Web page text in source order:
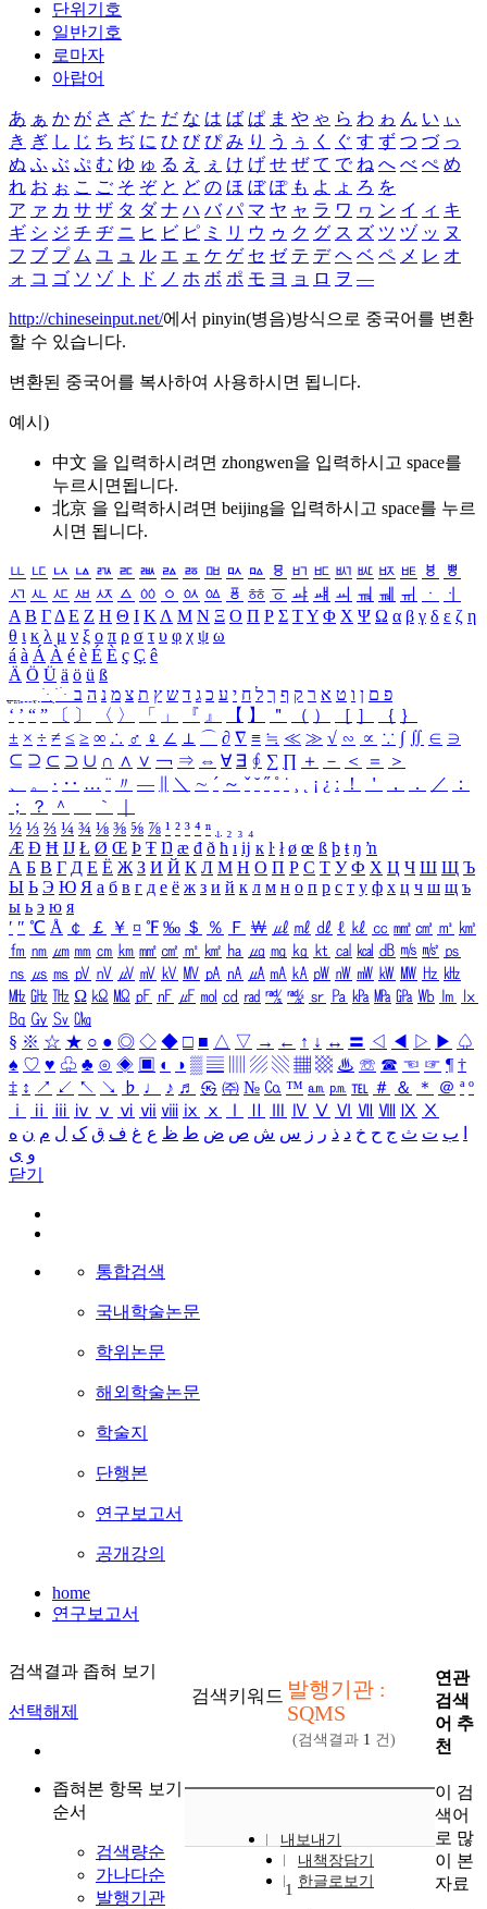
단위기호
일반기호
로마자
아랍어
あ ぁ か が さ ざ た だ な は ば ぱ ま や ゃ ら わ ゎ ん い ぃ
き ぎ し じ ち ぢ に ひ び ぴ み り う ぅ く ぐ す ず つ づ っ
ぬ ふ ぶ ぷ む ゆ ゅ る え ぇ け げ せ ぜ て で ね へ べ ぺ め
れ お ぉ こ ご そ ぞ と ど の ほ ぼ ぽ も よ ょ ろ を
ア ァ カ サ ザ タ ダ ナ ハ バ パ マ ヤ ャ ラ ワ ヮ ン イ ィ キ
ギ シ ジ チ ヂ ニ ヒ ビ ピ ミ リ ウ ゥ ク グ ス ズ ツ ヅ ッ ヌ
フ ブ プ ム ユ ュ ル エ ェ ケ ゲ セ ゼ テ デ ヘ ベ ペ メ レ オ
ォ コ ゴ ソ ゾ ト ド ノ ホ ボ ポ モ ヨ ョ ロ ヲ ―
http://chineseinput.net/에서 pinyin(병음)방식으로 중국어를 변환
할 수 있습니다.
변환된 중국어를 복사하여 사용하시면 됩니다.
예시)
中文 을 입력하시려면 zhongwen을 입력하시고 space를
누르시면됩니다.
北京 을 입력하시려면 beijing을 입력하시고 space를 누르
시면 됩니다.
ㅥ ㅦ ㅧ ㅨ ㅩ ㅪ ㅫ ㅬ ㅭ ㅮ ㅯ ㅰ ㅱ ㅲ ㅳ ㅴ ㅵ ㅶ ㅷ ㅸ
ㅹ
ㅺ ㅻ ㅼ ㅽ ㅾ ㅿ ㆀ ㆁ ㆂ ㆃ ㆄ ㆅ ㆆ ㆇ ㆈ ㆉ ㆊ ㆋ ㆌ ㆍ
ㆎ
Α Β ΓΔ Ε Ζ Η Θ Ι ΚΛ Μ Ν Ξ Ο Π Ρ Σ ΤΥ Φ Χ Ψ Ω α β γ δ ε ζ η
θ ι κ λ μ ν ξ ο π ρ σ τ υ φ χ ψ ω
á à Á À é è É È ç Ç ê
Ä Ö Ü ä ö ü ß
ִֶֹ ֻּ ׁׂ פ ם ן ו ט א ר ק ף ך ל ח י ע כ ג ד ש ץ ת צ מ נ ה ב
‘ ’ “ ” 〔 〕 〈 〉 「 」 『 』 【 】 ＂ （ ） ［ ］ ｛ ｝
± × ÷ ≠ ≤ ≥ ∞ ∴ ♂ ♀ ∠ ⊥ ⌒ ∂ ∇ ≡ ≒ ≪ ≫ √ ∽ ∝ ∵ ∫ ∬ ∈ ∋
⊆ ⊇ ⊂ ⊃ ∪ ∩ ∧ ∨ ￢ ⇒ ⇔ ∀ ∃ ∮ ∑ ∏ ＋ － ＜ ＝
＞
、
。 · ‥ … ¨ 〃 ― ＼ ∼ ´ ～ ˇ ˘ ˝ ˚ ˙ ¸ ¡ ¿ ː ！ ＇ ， ． ／
：
；
？ ＾ ｀
½ ⅓ ⅔ ¼ ¾ ⅛ ⅜ ⅝ ⅞ ¹ ² ³ ⁴ ⁿ ₁ ₂ ₃ ₄
Æ Ð Ħ Ĳ Ł Ø Œ Þ Ŧ Ŋ æ đ ð ħ ı ĳ ĸ ŀ ł ø œ ß þ ŧ ŋ ŉ
А Б В Г Д Е Ё Ж З И Й К Л М Н О П Р С Т У Ф Х Ц Ч Ш Щ Ъ
Ы Ь Э Ю Я а б в г д е ё ж з и й к л м н о п р с т у ф х ц ч ш щ ъ
ы ь э ю я
′ ″ ℃ Å ￠ ￡ ￥ ¤ ℉ ‰ ＄ ％ Ｆ ￦ ㎕ ㎖ ㎗ ℓ ㎘ ㏄ ㎣ ㎤ ㎥ ㎦
㎙ ㎚ ㎛ ㎜ ㎝ ㎞ ㎟ ㎠ ㎡ ㎢ ㏊ ㎍ ㎎ ㎏ ㏏ ㎈ ㎉ ㏈ ㎧ ㎨ ㎰
㎱ ㎲ ㎳ ㎴ ㎵ ㎶ ㎷ ㎸ ㎹ ㎀ ㎁ ㎂ ㎃ ㎄ ㎺ ㎻ ㎽ ㎾ ㎿ ㎐ ㎑
㎒ ㎓ ㎔ Ω ㏀ ㏁ ㎊ ㎋ ㎌ ㏖ ㏅ ㎭ ㎮ ㎯ ㏛ ㎩ ㎪ ㎫ ㎬ ㏝ ㏐
㏓
㏃ ㏉ ㏜ ㏆
§ ※ ☆ ★ ○ ● ◎ ◇ ◆ □ ■ △ ▽ → ← ↑ ↓ ↔ 〓 ◁ ◀ ▷ ▶ ♤
♠ ♡ ♥ ♧ ♣ ⊙ ◈ ▣ ◐ ◑ ▒ ▤ ▨ ▧ ▦ ▩ ♨ ☏ ☎ ☜ ☞ ¶ †
‡ ↕ ↗ ↙ ↖ ↘ ♭ ♩ ♪ ♬ ㉿ ㈜ № ㏇ ™ ㏂ ㏘ ℡ ＃ ＆ ＊ ＠ ª º
ⅰ
ⅱ ⅲ ⅳ ⅴ ⅵ ⅶ ⅷ ⅸ ⅹ Ⅳ Ⅴ Ⅵ Ⅶ Ⅷ Ⅸ Ⅹ
ب ت ث ج ح خ د ذ ر ز س ش ص ض ط ظ ع غ ف ق ک ل م ن ه
و ی
닫기
통합검색
국내학술논문
학위논문
해외학술논문
학술지
단행본
연구보고서
공개강의
home
연구보고서
검색결과 좁혀 보기
선택해제
좁혀본 항목 보기
순서
검색량순
가나다순
발행기관
검색키워드 발행기관 :
SQMS
(검색결과 1 건)
내보내기
내책장담기
한글로보기
1
연관
검색
어 추
천
이 검
색어
로 많
이 본
자료